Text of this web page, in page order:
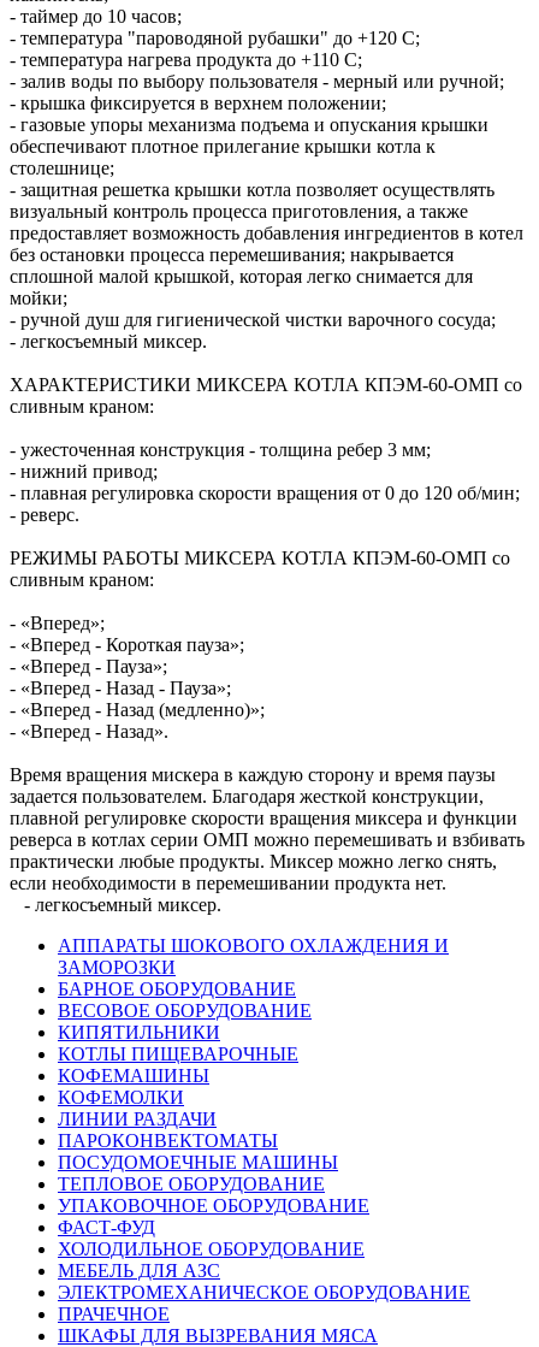
- таймер до 10 часов;
- температура "пароводяной рубашки" до +120 С;
- температура нагрева продукта до +110 С;
- залив воды по выбору пользователя - мерный или ручной;
- крышка фиксируется в верхнем положении;
- газовые упоры механизма подъема и опускания крышки
обеспечивают плотное прилегание крышки котла к
столешнице;
- защитная решетка крышки котла позволяет осуществлять
визуальный контроль процесса приготовления, а также
предоставляет возможность добавления ингредиентов в котел
без остановки процесса перемешивания; накрывается
сплошной малой крышкой, которая легко снимается для
мойки;
- ручной душ для гигиенической чистки варочного сосуда;
- легкосъемный миксер.
ХАРАКТЕРИСТИКИ МИКСЕРА КОТЛА КПЭМ-60-ОМП со
сливным краном:
- ужесточенная конструкция - толщина ребер 3 мм;
- нижний привод;
- плавная регулировка скорости вращения от 0 до 120 об/мин;
- реверс.
РЕЖИМЫ РАБОТЫ МИКСЕРА КОТЛА КПЭМ-60-ОМП со
сливным краном:
- «Вперед»;
- «Вперед - Короткая пауза»;
- «Вперед - Пауза»;
- «Вперед - Назад - Пауза»;
- «Вперед - Назад (медленно)»;
- «Вперед - Назад».
Время вращения мискера в каждую сторону и время паузы
задается пользователем. Благодаря жесткой конструкции,
плавной регулировке скорости вращения миксера и функции
реверса в котлах серии ОМП можно перемешивать и взбивать
практически любые продукты. Миксер можно легко снять,
если необходимости в перемешивании продукта нет.
- легкосъемный миксер.
АППАРАТЫ ШОКОВОГО ОХЛАЖДЕНИЯ И
ЗАМОРОЗКИ
БАРНОЕ ОБОРУДОВАНИЕ
ВЕСОВОЕ ОБОРУДОВАНИЕ
КИПЯТИЛЬНИКИ
КОТЛЫ ПИЩЕВАРОЧНЫЕ
КОФЕМАШИНЫ
КОФЕМОЛКИ
ЛИНИИ РАЗДАЧИ
ПАРОКОНВЕКТОМАТЫ
ПОСУДОМОЕЧНЫЕ МАШИНЫ
ТЕПЛОВОЕ ОБОРУДОВАНИЕ
УПАКОВОЧНОЕ ОБОРУДОВАНИЕ
ФАСТ-ФУД
ХОЛОДИЛЬНОЕ ОБОРУДОВАНИЕ
МЕБЕЛЬ ДЛЯ АЗС
ЭЛЕКТРОМЕХАНИЧЕСКОЕ ОБОРУДОВАНИЕ
ПРАЧЕЧНОЕ
ШКАФЫ ДЛЯ ВЫЗРЕВАНИЯ МЯСА